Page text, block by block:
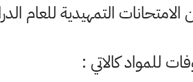
التمهيدية للعام
للمواد كالاتي :